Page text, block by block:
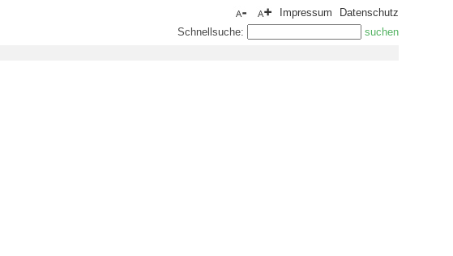
Impressum
Datenschutz
Schnellsuche: